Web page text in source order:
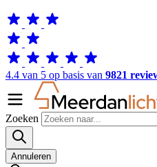
4.4 van 5 op basis van 9821
Zoeken
Annuleren